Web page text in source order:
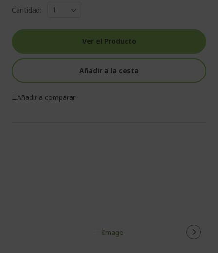
Cantidad:
Ver el Producto
Añadir a la cesta
Añadir a comparar